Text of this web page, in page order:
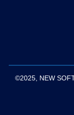
©2025, NEW